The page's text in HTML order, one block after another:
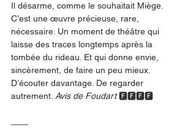
Il désarme, comme le souhaitait Miège.
C’est une œuvre précieuse, rare,
nécessaire. Un moment de théâtre qui
laisse des traces longtemps après la
tombée du rideau. Et qui donne envie,
sincèrement, de faire un peu mieux.
D’écouter davantage. De regarder
autrement. Avis de Foudart 🅵🅵🅵🅵